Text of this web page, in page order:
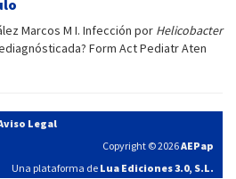
Marcos M I. Infección por Helicobacter
Form Act Pediatr Aten
Legal
Copyright © 2026AEPap
Una plataforma de Lua Ediciones 3.0, S.L.